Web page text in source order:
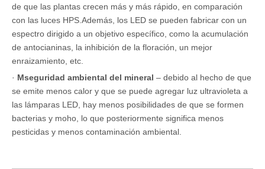
de que las plantas crecen más y más rápido, en comparación
con las luces HPS.Además, los LED se pueden fabricar con un
espectro dirigido a un objetivo específico, como la acumulación
de antocianinas, la inhibición de la floración, un mejor
enraizamiento, etc.
· Mseguridad ambiental del mineral – debido al hecho de que
se emite menos calor y que se puede agregar luz ultravioleta a
las lámparas LED, hay menos posibilidades de que se formen
bacterias y moho, lo que posteriormente significa menos
pesticidas y menos contaminación ambiental.